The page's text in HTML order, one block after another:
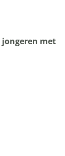
jongeren met